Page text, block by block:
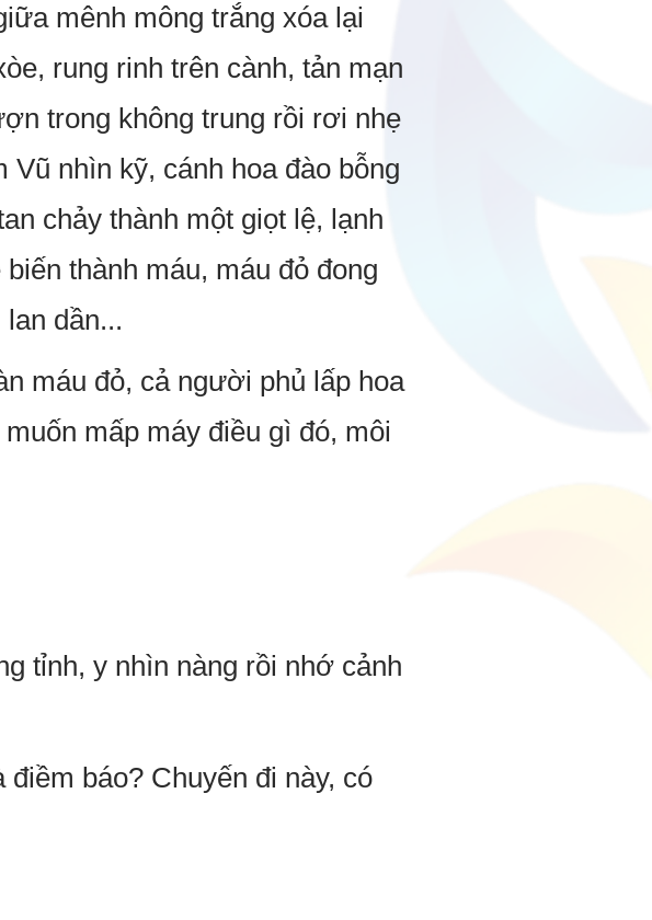
mênh mông trắng xóa lại
rung rinh trên cành, tản mạn
trong không trung rồi rơi nhẹ
Vũ nhìn kỹ, cánh hoa đào bỗng
chảy thành một giọt lệ, lạnh
thành máu, máu đỏ đong
dần...
máu đỏ, cả người phủ lấp hoa
mấp máy điều gì đó, môi
tỉnh, y nhìn nàng rồi nhớ cảnh
báo? Chuyến đi này, có